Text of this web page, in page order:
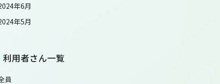
年6月
年5月
利用者さん一覧
員